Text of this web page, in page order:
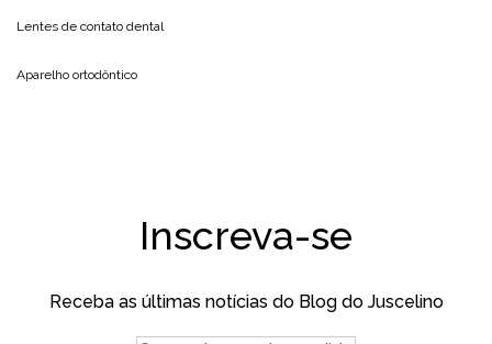
Lentes de contato dental
Aparelho ortodôntico
Inscreva-se
Receba as últimas notícias do Blog do Juscelino